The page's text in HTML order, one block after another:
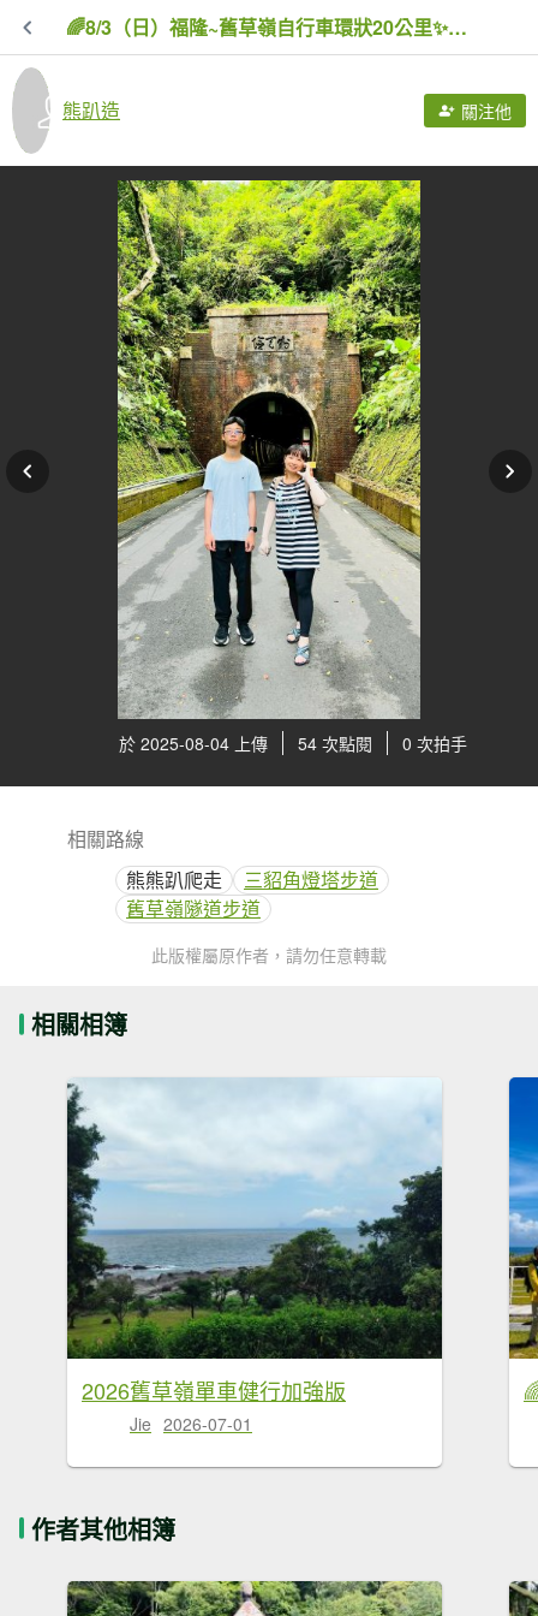
🌈8/3（日）福隆~舊草嶺自行車環狀20公里✨FB：熊熊趴爬走🌈
熊趴造 關注他
於 2025-08-04 上傳 54 次點閱 0 次拍手
相關路線
熊熊趴爬走
三貂角燈塔步道
舊草嶺隧道步道
此版權屬原作者，請勿任意轉載
相關相簿
2026舊草嶺單車健行加強版
Jie 2026-07-01
作者其他相簿